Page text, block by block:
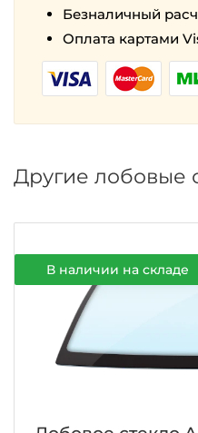
Безналичный
Оплата картами
Другие лобовые
В наличии на складе